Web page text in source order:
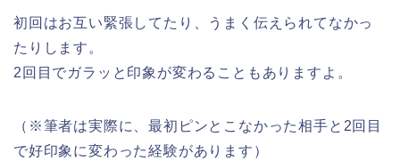
初回はお互い緊張してたり、うまく伝えられてなかっ
たりします。
2回目でガラッと印象が変わることもありますよ。
（※筆者は実際に、最初ピンとこなかった相手と2回目
で好印象に変わった経験があります）